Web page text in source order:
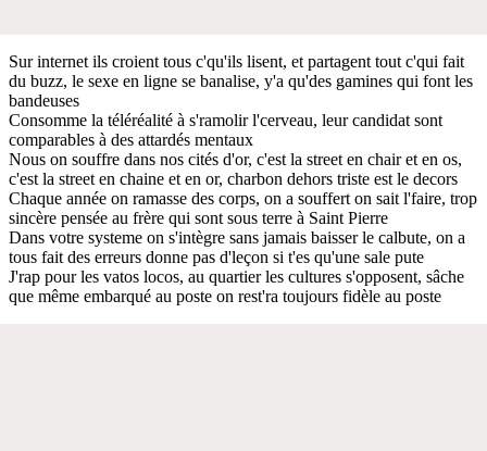
Sur internet ils croient tous c'qu'ils lisent, et partagent tout c'qui fait
du buzz, le sexe en ligne se banalise, y'a qu'des gamines qui font les
bandeuses
Consomme la téléréalité à s'ramolir l'cerveau, leur candidat sont
comparables à des attardés mentaux
Nous on souffre dans nos cités d'or, c'est la street en chair et en os,
c'est la street en chaine et en or, charbon dehors triste est le decors
Chaque année on ramasse des corps, on a souffert on sait l'faire, trop
sincère pensée au frère qui sont sous terre à Saint Pierre
Dans votre systeme on s'intègre sans jamais baisser le calbute, on a
tous fait des erreurs donne pas d'leçon si t'es qu'une sale pute
J'rap pour les vatos locos, au quartier les cultures s'opposent, sâche
que même embarqué au poste on rest'ra toujours fidèle au poste